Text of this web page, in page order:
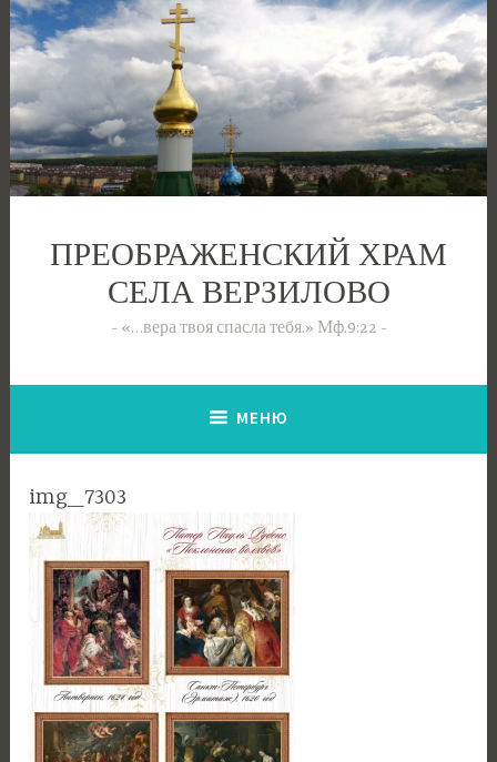
Перейти
к
содержимому
ПРЕОБРАЖЕНСКИЙ ХРАМ
СЕЛА ВЕРЗИЛОВО
«…вера твоя спасла тебя.» Мф.9:22
МЕНЮ
img_7303